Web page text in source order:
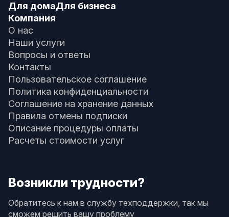
Для домаДля бизнеса
Компания
О нас
Наши услуги
Вопросы и ответы
Контакты
Пользовательское соглашение
Политика конфиденциальности
Соглашение на хранение данных
Правила отмены подписки
Описание процедуры оплаты
Расчеты стоимости услуг
Возникли трудности?
Обратитесь к нам в службу техподдержки, так мы
сможем решить вашу проблему